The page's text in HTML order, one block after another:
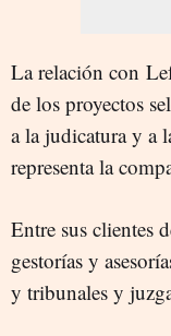
La relación con
de los proyectos
a la judicatura y a
representa la
Entre sus clientes
gestorías y
y tribunales y